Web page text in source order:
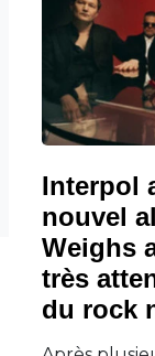
Interpol
nouvel
Weighs
très
du rock